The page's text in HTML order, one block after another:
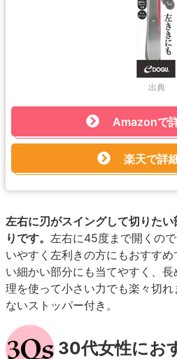
出典
Amazonで
楽天で詳
左右に刃がスイングして切りた
りです。 左右に45度まで開くの
いやすく左利きの方にもおすす
い細かい部分にも当てやすく、
理を使って小さい力でも楽々切
ないストッパー付き。
30代女性にお